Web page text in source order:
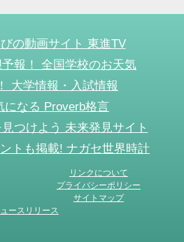
の動画サイト 東進TV
報！ 全国学校のお天気
大学情報・入試情報
になる Proverb格言
つけよう 未来発見サイト
トも掲載! ナガセ世界時計
リンクについて
プライバシーポリシー
サイトマップ
ースリリース